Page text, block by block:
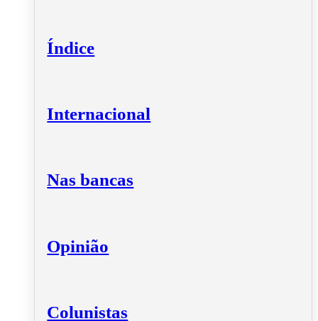
Índice
Internacional
Nas bancas
Opinião
Colunistas